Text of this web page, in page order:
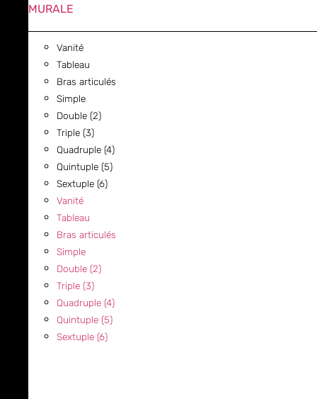
MURALE
Vanité
Tableau
Bras articulés
Simple
Double (2)
Triple (3)
Quadruple (4)
Quintuple (5)
Sextuple (6)
Vanité
Tableau
Bras articulés
Simple
Double (2)
Triple (3)
Quadruple (4)
Quintuple (5)
Sextuple (6)